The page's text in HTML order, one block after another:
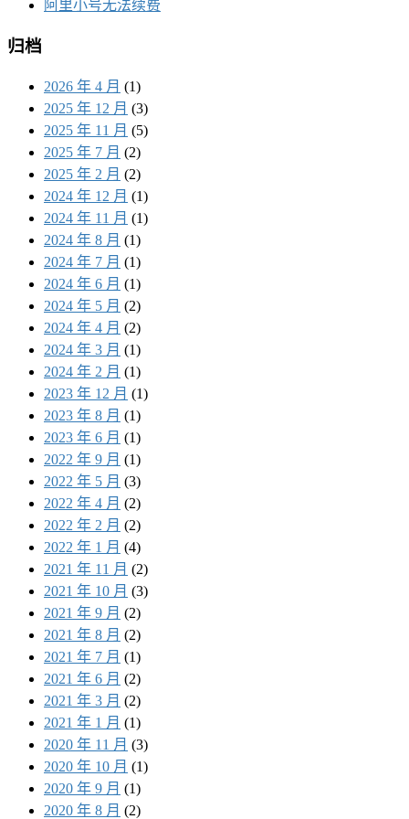
阿里小号无法续费
归档
2026 年 4 月 (1)
2025 年 12 月 (3)
2025 年 11 月 (5)
2025 年 7 月 (2)
2025 年 2 月 (2)
2024 年 12 月 (1)
2024 年 11 月 (1)
2024 年 8 月 (1)
2024 年 7 月 (1)
2024 年 6 月 (1)
2024 年 5 月 (2)
2024 年 4 月 (2)
2024 年 3 月 (1)
2024 年 2 月 (1)
2023 年 12 月 (1)
2023 年 8 月 (1)
2023 年 6 月 (1)
2022 年 9 月 (1)
2022 年 5 月 (3)
2022 年 4 月 (2)
2022 年 2 月 (2)
2022 年 1 月 (4)
2021 年 11 月 (2)
2021 年 10 月 (3)
2021 年 9 月 (2)
2021 年 8 月 (2)
2021 年 7 月 (1)
2021 年 6 月 (2)
2021 年 3 月 (2)
2021 年 1 月 (1)
2020 年 11 月 (3)
2020 年 10 月 (1)
2020 年 9 月 (1)
2020 年 8 月 (2)